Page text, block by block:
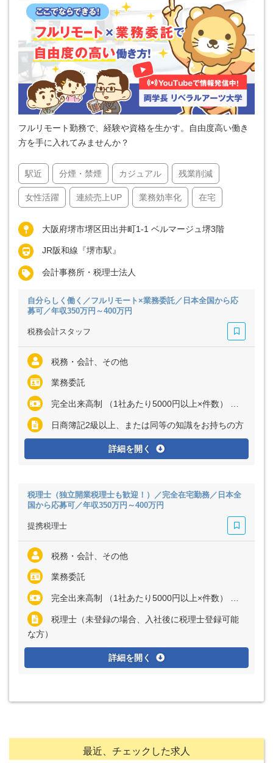
フルリモート勤務で、経験や資格を生かす。自由度高い働き
方を手に入れてみませんか？
駅近 分煙・禁煙 カジュアル 残業削減
女性活躍 連続売上UP 業務効率化 在宅
大阪府堺市堺区田出井町1-1 ベルマージュ堺3階
JR阪和線『堺市駅』
会計事務所・税理士法人
自分らしく働く／フルリモート×業務委託／日本全国から応
募可／年収350万円～400万円
税務会計スタッフ
税務・会計、その他
業務委託
完全出来高制 （1社あたり5000円以上×件数） ※経験・能力に応じて、単価は変動します ※初月は5社程度からスタートし、慣れてきたらおおむね月40社～60社ほどの担当件数を想定しています （月額報酬3万円～30万円程度を予定） ※毎月継続的に業務が発生する仕組みを採用しています
日商簿記2級以上、または同等の知識をお持ちの方
詳細を開く
税理士（独立開業税理士も歓迎！）／完全在宅勤務／日本全
国から応募可／年収350万円～400万円
提携税理士
税務・会計、その他
業務委託
完全出来高制 （1社あたり5000円以上×件数） ※経験・能力に応じて、単価は変動します ※初月は5社程度からスタートし、慣れてきたらおおむね月40社～60社ほどの担当件数を想定しています （月額報酬3万円～30万円程度を予定） ※毎月継続的に業務が発生する仕組みを採用しています
税理士（未登録の場合、入社後に税理士登録可能
な方）
詳細を開く
最近、チェックした求人